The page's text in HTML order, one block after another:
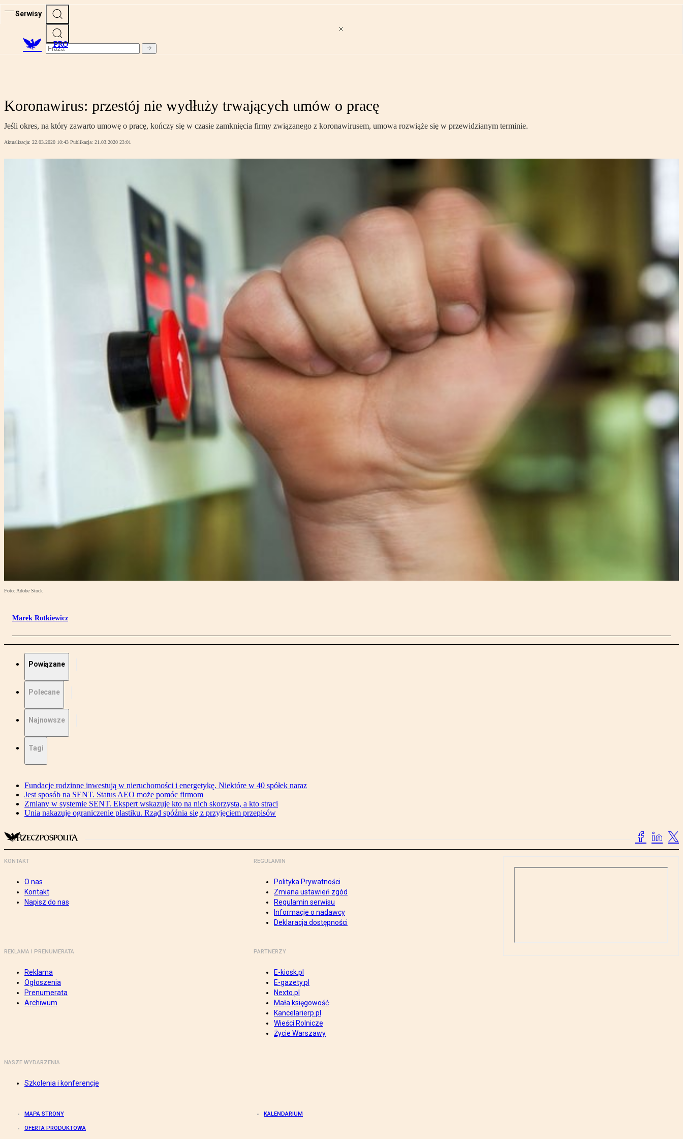
Serwisy
PRO
Koronawirus: przestój nie wydłuży trwających umów o pracę
Jeśli okres, na który zawarto umowę o pracę, kończy się w czasie zamknięcia firmy związanego z koronawirusem, umowa rozwiąże się w przewidzianym terminie.
Aktualizacja: 22.03.2020 10:43 Publikacja: 21.03.2020 23:01
Foto: Adobe Stock
Marek Rotkiewicz
Powiązane
Polecane
Najnowsze
Tagi
Fundacje rodzinne inwestują w nieruchomości i energetykę. Niektóre w 40 spółek naraz
Jest sposób na SENT. Status AEO może pomóc firmom
Zmiany w systemie SENT. Ekspert wskazuje kto na nich skorzysta, a kto straci
Unia nakazuje ograniczenie plastiku. Rząd spóźnia się z przyjęciem przepisów
KONTAKT
O nas
Kontakt
Napisz do nas
REGULAMIN
Polityka Prywatności
Zmiana ustawień zgód
Regulamin serwisu
Informacje o nadawcy
Deklaracja dostępności
REKLAMA I PRENUMERATA
Reklama
Ogłoszenia
Prenumerata
Archiwum
PARTNERZY
E-kiosk.pl
E-gazety.pl
Nexto.pl
Mała księgowość
Kancelarierp.pl
Wieści Rolnicze
Życie Warszawy
NASZE WYDARZENIA
Szkolenia i konferencje
MAPA STRONY KALENDARIUM
OFERTA PRODUKTOWA